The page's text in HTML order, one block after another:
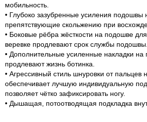
мобильность.
• Глубоко зазубренные усиления подошвы
препятствующие скольжению при
• Боковые рёбра жёсткости на подошве
веревке продлевают срок службы подошвы.
• Дополнительные усиленные накладки на
продлевают жизнь ботинка.
• Агрессивный стиль шнуровки от пальцев
обеспечивает лучшую индивидуальную
позволяет чётко зафиксировать ногу.
• Дышащая, потоотводящая подкладка